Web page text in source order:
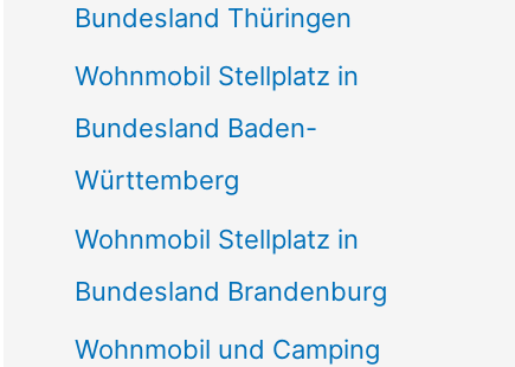
Bundesland Thüringen
Wohnmobil Stellplatz in
Bundesland Baden-
Württemberg
Wohnmobil Stellplatz in
Bundesland Brandenburg
Wohnmobil und Camping